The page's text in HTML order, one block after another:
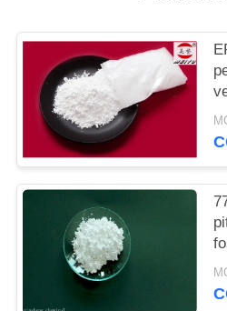
SITO
PRIVACY
POLICY